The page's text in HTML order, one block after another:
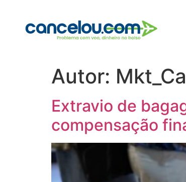
Autor:
Extravio de
compensação